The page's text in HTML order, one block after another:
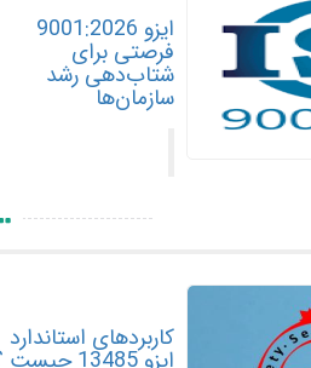
ایزو 9001:2026
فرصتی برای
شتاب‌دهی رشد
سازمان‌ها
کاربردهای استاندارد
ایزو 13485 چیست ؟